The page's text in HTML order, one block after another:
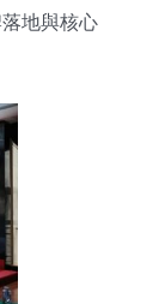
地與核心